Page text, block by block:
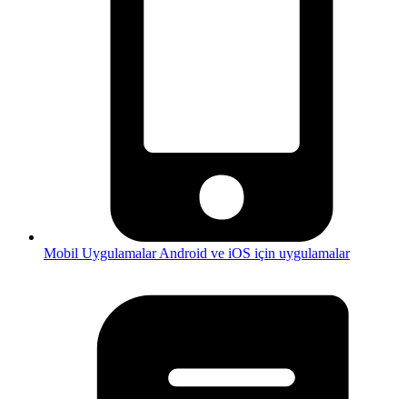
Mobil UygulamalarAndroid ve iOS için uygulamalar